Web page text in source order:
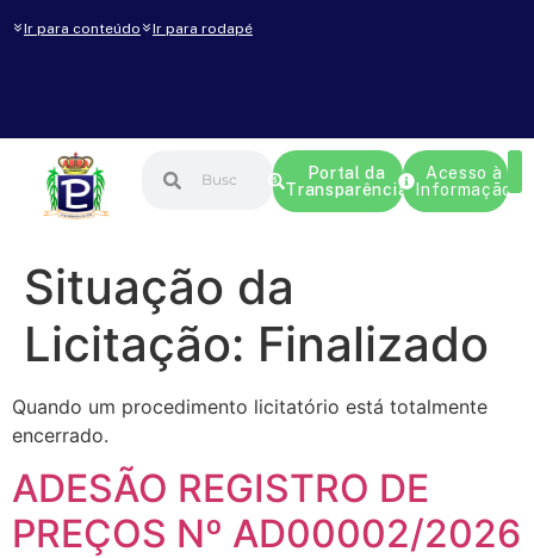
Ir para conteúdo Ir para rodapé
Portal da
Transparência
Acesso à
Informação
Situação da
Licitação: Finalizado
Quando um procedimento licitatório está totalmente
encerrado.
ADESÃO REGISTRO DE
PREÇOS Nº AD00002/2026